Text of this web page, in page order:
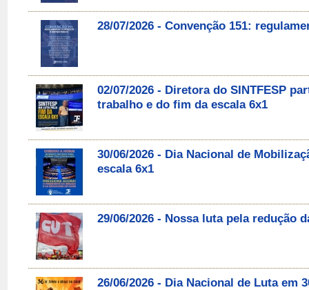
28/07/2026 - Convenção 151:
02/07/2026 - Diretora do SINTFESP
trabalho e do fim da escala 6x1
30/06/2026 - Dia Nacional de
escala 6x1
29/06/2026 - Nossa luta pela redução
26/06/2026 - Dia Nacional de Luta em